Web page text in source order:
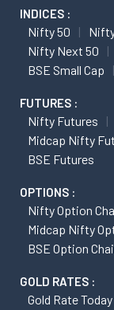
INDICES :
Nifty 50
Nifty Next 50
BSE Small Cap
FUTURES :
Nifty Futures
Midcap Nifty
BSE Futures
OPTIONS :
Nifty Option
Midcap Nifty
BSE Option
GOLD RATES :
Gold Rate